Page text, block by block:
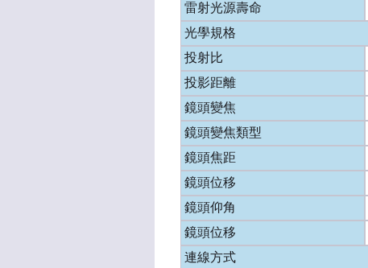
雷射光源壽命
光學規格
投射比
投影距離
鏡頭變焦
鏡頭變焦類型
鏡頭焦距
鏡頭位移
鏡頭仰角
鏡頭位移
連線方式